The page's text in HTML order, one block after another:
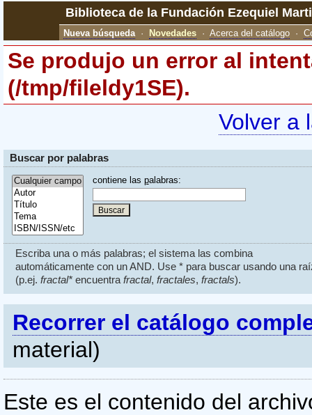
Biblioteca de la Fundación Ezequiel
Nueva búsqueda · Novedades ·Acerca del catálogo ·
Se produjo un error al
(/tmp/fileldy1SE).
Volver a
Buscar por palabras
contiene las palabras:
Escriba una o más palabras; el sistema las combina
automáticamente con un AND. Use * para buscar usando una
(p.ej. fractal*encuentra fractal, fractales, fractals).
Recorrer el catálogo
material)
Este es el contenido del